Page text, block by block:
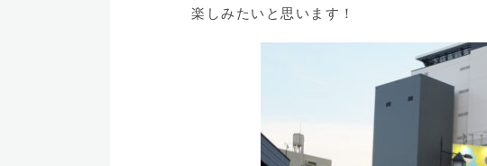
楽しみたいと思います！